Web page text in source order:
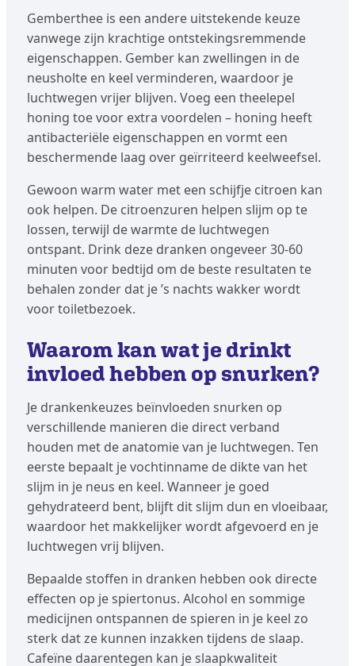
Gemberthee is een andere uitstekende keuze
vanwege zijn krachtige ontstekingsremmende
eigenschappen. Gember kan zwellingen in de
neusholte en keel verminderen, waardoor je
luchtwegen vrijer blijven. Voeg een theelepel
honing toe voor extra voordelen – honing heeft
antibacteriële eigenschappen en vormt een
beschermende laag over geïrriteerd keelweefsel.
Gewoon warm water met een schijfje citroen kan
ook helpen. De citroenzuren helpen slijm op te
lossen, terwijl de warmte de luchtwegen
ontspant. Drink deze dranken ongeveer 30-60
minuten voor bedtijd om de beste resultaten te
behalen zonder dat je ’s nachts wakker wordt
voor toiletbezoek.
Waarom kan wat je drinkt
invloed hebben op snurken?
Je drankenkeuzes beïnvloeden snurken op
verschillende manieren die direct verband
houden met de anatomie van je luchtwegen. Ten
eerste bepaalt je vochtinname de dikte van het
slijm in je neus en keel. Wanneer je goed
gehydrateerd bent, blijft dit slijm dun en vloeibaar,
waardoor het makkelijker wordt afgevoerd en je
luchtwegen vrij blijven.
Bepaalde stoffen in dranken hebben ook directe
effecten op je spiertonus. Alcohol en sommige
medicijnen ontspannen de spieren in je keel zo
sterk dat ze kunnen inzakken tijdens de slaap.
Cafeïne daarentegen kan je slaapkwaliteit